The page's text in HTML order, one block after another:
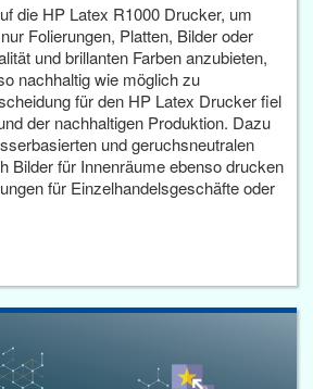
die HP Latex R1000 Drucker, um
Folierungen, Platten, Bilder oder
und brillanten Farben anzubieten,
nachhaltig wie möglich zu
für den HP Latex Drucker fiel
der nachhaltigen Produktion. Dazu
und geruchsneutralen
Bilder für Innenräume ebenso drucken
für Einzelhandelsgeschäfte oder